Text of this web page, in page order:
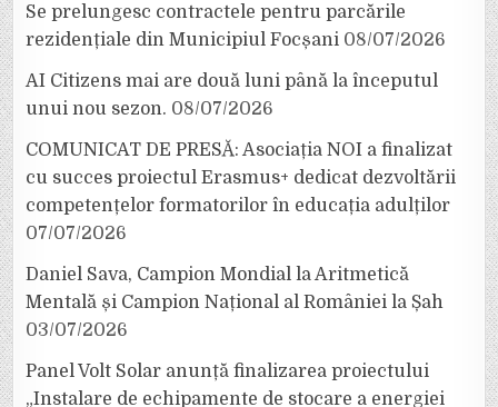
Se prelungesc contractele pentru parcările
rezidențiale din Municipiul Focșani 08/07/2026
AI Citizens mai are două luni până la începutul
unui nou sezon. 08/07/2026
COMUNICAT DE PRESĂ: Asociația NOI a finalizat
cu succes proiectul Erasmus+ dedicat dezvoltării
competențelor formatorilor în educația adulților
07/07/2026
Daniel Sava, Campion Mondial la Aritmetică
Mentală și Campion Național al României la Șah
03/07/2026
Panel Volt Solar anunță finalizarea proiectului
„Instalare de echipamente de stocare a energiei